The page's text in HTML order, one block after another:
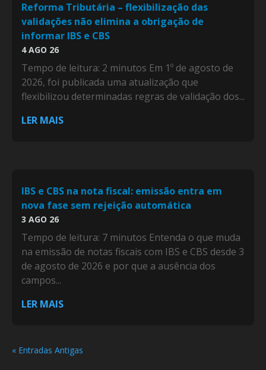
Reforma Tributária – flexibilização das
validações não elimina a obrigação de
informar IBS e CBS
4 AGO 26
Tempo de leitura: 2 minutos Em 1º de agosto de
2026, foi publicada uma atualização que
flexibilizou determinadas regras de validação dos...
LER MAIS
IBS e CBS na nota fiscal: emissão entra em
nova fase sem rejeição automática
3 AGO 26
Tempo de leitura: 7 minutos Entenda o que muda
na emissão de notas fiscais com IBS e CBS desde 3
de agosto de 2026 e por que a ausência dos
campos...
LER MAIS
« Entradas Antigas